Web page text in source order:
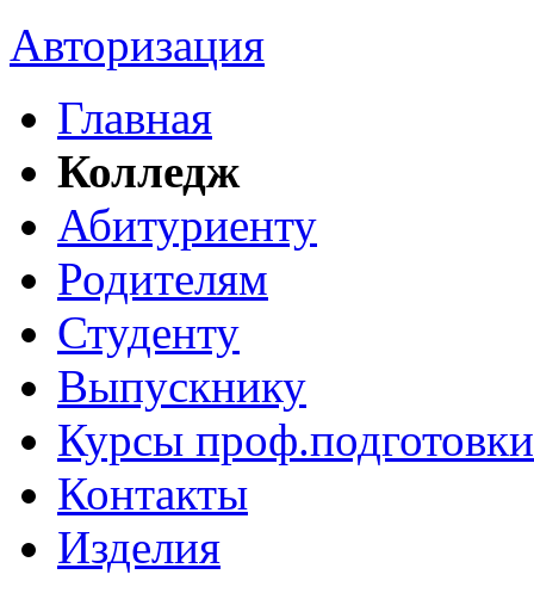
Авторизация
Главная
Колледж
Абитуриенту
Родителям
Студенту
Выпускнику
Курсы проф.подготовки
Контакты
Изделия